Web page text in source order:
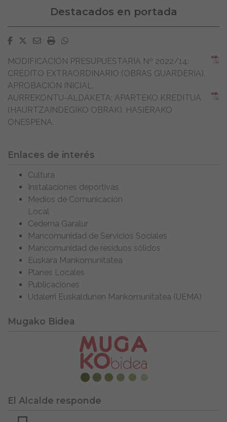
Destacados en portada
Facebook
Twitter
EmailImprimirWhatsapp
MODIFICACIÓN PRESUPUESTARIA Nº 2022/14:
CRÉDITO EXTRAORDINARIO (OBRAS GUARDERÍA).
APROBACIÓN INICIAL.
AURREKONTU-ALDAKETA: APARTEKO KREDITUA
(HAURTZAINDEGIKO OBRAK). HASIERAKO
ONESPENA.
Enlaces de interés
Cultura
Instalaciones deportivas
Medios de Comunicación
Local
Cederna Garalur
Mancomunidad de Servicios Sociales
Mancomunidad de residuos sólidos
Euskara Mankomunitatea
Planes Locales
Publicaciones
Udalerri Euskaldunen Mankomunitatea (UEMA)
Mugako Bidea
El Alcalde responde